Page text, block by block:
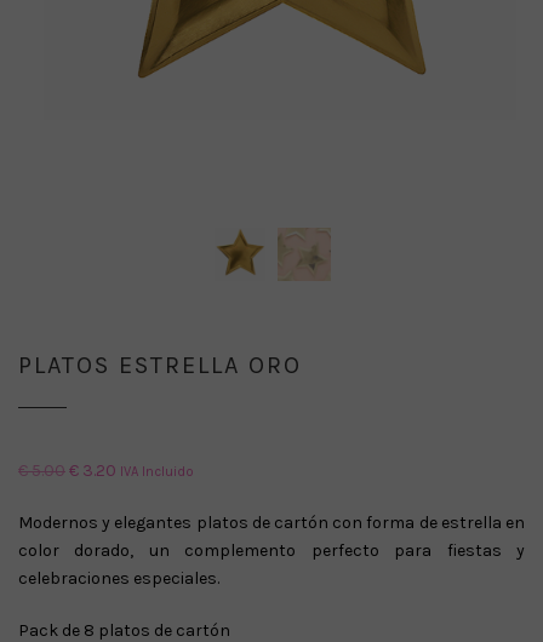
PLATOS ESTRELLA ORO
€5.00El
original
era:
€ 5.00.
€ 3.20 El
actual
es:
€ 3.20.
IVA Incluido
Modernos y elegantes platos de cartón con forma de estrella en
color dorado, un complemento perfecto para fiestas y
celebraciones especiales.
Pack de 8 platos de cartón